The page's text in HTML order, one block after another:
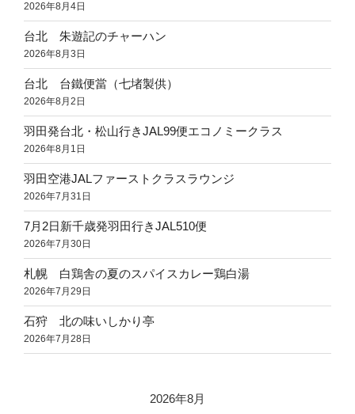
2026年8月4日
台北 朱遊記のチャーハン
2026年8月3日
台北 台鐵便當（七堵製供）
2026年8月2日
羽田発台北・松山行きJAL99便エコノミークラス
2026年8月1日
羽田空港JALファーストクラスラウンジ
2026年7月31日
7月2日新千歳発羽田行きJAL510便
2026年7月30日
札幌 白鶏舎の夏のスパイスカレー鶏白湯
2026年7月29日
石狩 北の味いしかり亭
2026年7月28日
2026年8月